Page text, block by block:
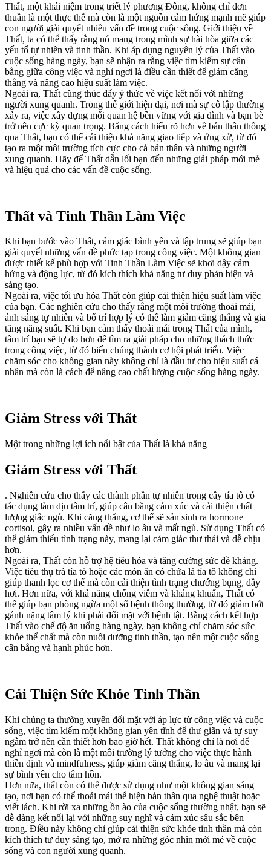
Thất, một khái niệm trong triết lý phương Đông, không chỉ đơn
thuần là một thực thể mà còn là một nguồn cảm hứng mạnh mẽ giúp
con người giải quyết nhiều vấn đề trong cuộc sống. Giới thiệu về
Thất, ta có thể thấy rằng nó mang trong mình sự hài hòa giữa các
yếu tố tự nhiên và tinh thần. Khi áp dụng nguyên lý của Thất vào
cuộc sống hàng ngày, bạn sẽ nhận ra rằng việc tìm kiếm sự cân
bằng giữa công việc và nghỉ ngơi là điều cần thiết để giảm căng
thẳng và nâng cao hiệu suất làm việc.
Ngoài ra, Thất cũng thúc đẩy ý thức về việc kết nối với những
người xung quanh. Trong thế giới hiện đại, nơi mà sự cô lập thường
xảy ra, việc xây dựng mối quan hệ bền vững với gia đình và bạn bè
trở nên cực kỳ quan trọng. Bằng cách hiểu rõ hơn về bản thân thông
qua Thất, bạn có thể cải thiện khả năng giao tiếp và ứng xử, từ đó
tạo ra một môi trường tích cực cho cả bản thân và những người
xung quanh. Hãy để Thất dẫn lối bạn đến những giải pháp mới mẻ
và hiệu quả cho các vấn đề cuộc sống.
Thất và Tinh Thần Làm Việc
Khi bạn bước vào Thất, cảm giác bình yên và tập trung sẽ giúp bạn
giải quyết những vấn đề phức tạp trong công việc. Một không gian
được thiết kế phù hợp với Tinh Thần Làm Việc sẽ khơi dậy cảm
hứng và động lực, từ đó kích thích khả năng tư duy phản biện và
sáng tạo.
Ngoài ra, việc tối ưu hóa Thất còn giúp cải thiện hiệu suất làm việc
của bạn. Các nghiên cứu cho thấy rằng một môi trường thoải mái,
ánh sáng tự nhiên và bố trí hợp lý có thể làm giảm căng thẳng và gia
tăng năng suất. Khi bạn cảm thấy thoải mái trong Thất của mình,
tâm trí bạn sẽ tự do hơn để tìm ra giải pháp cho những thách thức
trong công việc, từ đó biến chúng thành cơ hội phát triển. Việc
chăm sóc cho không gian này không chỉ là đầu tư cho hiệu suất cá
nhân mà còn là cách để nâng cao chất lượng cuộc sống hàng ngày.
Giảm Stress với Thất
Một trong những lợi ích nổi bật của Thất là khả năng
Giảm Stress với Thất
. Nghiên cứu cho thấy các thành phần tự nhiên trong cây tía tô có
tác dụng làm dịu tâm trí, giúp cân bằng cảm xúc và cải thiện chất
lượng giấc ngủ. Khi căng thẳng, cơ thể sẽ sản sinh ra hormone
cortisol, gây ra nhiều vấn đề như lo âu và mất ngủ. Sử dụng Thất có
thể giảm thiểu tình trạng này, mang lại cảm giác thư thái và dễ chịu
hơn.
Ngoài ra, Thất còn hỗ trợ hệ tiêu hóa và tăng cường sức đề kháng.
Việc tiêu thụ trà tía tô hoặc các món ăn có chứa lá tía tô không chỉ
giúp thanh lọc cơ thể mà còn cải thiện tình trạng chướng bụng, đầy
hơi. Hơn nữa, với khả năng chống viêm và kháng khuẩn, Thất có
thể giúp bạn phòng ngừa một số bệnh thông thường, từ đó giảm bớt
gánh nặng tâm lý khi phải đối mặt với bệnh tật. Bằng cách kết hợp
Thất vào chế độ ăn uống hàng ngày, bạn không chỉ chăm sóc sức
khỏe thể chất mà còn nuôi dưỡng tinh thần, tạo nên một cuộc sống
cân bằng và hạnh phúc hơn.
Cải Thiện Sức Khỏe Tinh Thần
Khi chúng ta thường xuyên đối mặt với áp lực từ công việc và cuộc
sống, việc tìm kiếm một không gian yên tĩnh để thư giãn và tự suy
ngẫm trở nên cần thiết hơn bao giờ hết. Thất không chỉ là nơi để
nghỉ ngơi mà còn là một môi trường lý tưởng cho việc thực hành
thiền định và mindfulness, giúp giảm căng thẳng, lo âu và mang lại
sự bình yên cho tâm hồn.
Hơn nữa, thất còn có thể được sử dụng như một không gian sáng
tạo, nơi bạn có thể thoải mái thể hiện bản thân qua nghệ thuật hoặc
viết lách. Khi rời xa những ồn ào của cuộc sống thường nhật, bạn sẽ
dễ dàng kết nối lại với những suy nghĩ và cảm xúc sâu sắc bên
trong. Điều này không chỉ giúp cải thiện sức khỏe tinh thần mà còn
kích thích tư duy sáng tạo, mở ra những góc nhìn mới mẻ về cuộc
sống và con người xung quanh.